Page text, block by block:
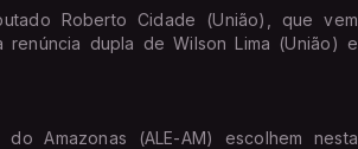
Roberto Cidade (União), que vem
dupla de Wilson Lima (União) e
Amazonas (ALE-AM) escolhem nesta